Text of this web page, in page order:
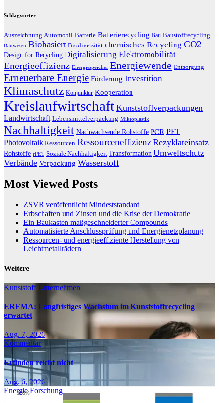
Schlagwörter
Auszeichnung Automobil Batterie Batterierecycling Bau Baustoffrecycling
Bauwesen Biobasiert Biodiversität chemisches Recycling CO2
Design for Recycling Digitalisierung Elektromobilität
Energieeffizienz Energiespeicher Energiewende Entsorgung
Erneuerbare Energie Förderung Investition
Klimaschutz Konjunktur Kooperation
Kreislaufwirtschaft Kunststoffverpackungen
Landwirtschaft Lebensmittelverpackung Mikroplastik
Nachhaltigkeit Nachwachsende Rohstoffe PCR PET
Photovoltaik Ressourcen Ressourceneffizienz Rezyklateinsatz
Rohstoffe rPET Soziale Nachhaltigkeit Transformation Umweltschutz
Verbände Verpackung Wasserstoff
Most Viewed Posts
ZSVR veröffentlicht Mindeststandard
Erbschaften und Zinsen und die Krise der Demokratie
Ein Baukasten maßgeschneiderter Compounds
Automatisierte Anschlussprüfung und Energienetzplanung
Ressourcen- und energieeffiziente Herstellung von
Leichtmetallrädern
Weitere
KunststoffUnternehmen
EREMA: Langfristiges Wachstum im Kunststoffrecycling
erwartet
Aug. 7, 2026
Kommentar
Erfinden reicht nicht
Aug. 6, 2026
EnergieForschung